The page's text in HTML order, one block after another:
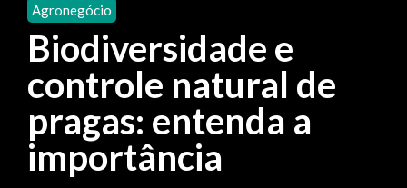
contato
cultura
do
institucional
materiais
Agronegócio
psicultura
em
água
Coberturas
barracas
sansuy
Indústria
comunicação
Agronegócio
Biodiversidade e
controle natural de
pragas: entenda a
importância